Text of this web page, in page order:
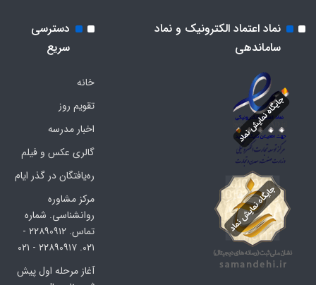
نماد اعتماد الکترونیک و نماد
ساماندهی
دسترسی
سریع
خانه
تقویم روز
اخبار مدرسه
گالری عکس و فیلم
ره‌یافتگان در گذر ایام
مرکز مشاوره
روانشناسی. شماره
تماس. ۲۲۸۹۰۹۱۲ -
۰۲۱. ۲۲۸۹۰۹۱۷ - ۰۲۱
آغاز مرحله اول پیش